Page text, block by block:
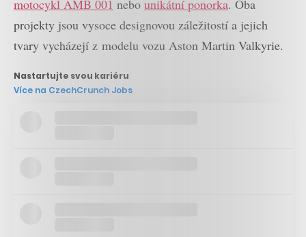
motocykl AMB 001 nebo unikátní ponorka. Oba
projekty jsou vysoce designovou záležitostí a jejich
tvary vycházejí z modelu vozu Aston Martin Valkyrie.
Nastartujte svou kariéru
Více na CzechCrunch Jobs